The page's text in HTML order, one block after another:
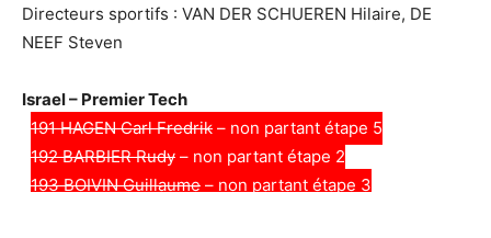
Directeurs sportifs : VAN DER SCHUEREN Hilaire, DE
NEEF Steven
Israel – Premier Tech
191 HAGEN Carl Fredrik – non partant étape 5
192 BARBIER Rudy – non partant étape 2
193 BOIVIN Guillaume – non partant étape 3